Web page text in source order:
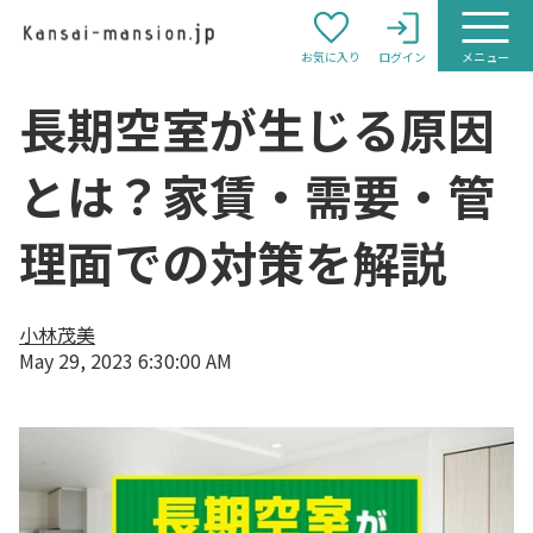
お気に入り ログイン メニュー
長期空室が生じる原因
とは？家賃・需要・管
理面での対策を解説
小林茂美
May 29, 2023 6:30:00 AM